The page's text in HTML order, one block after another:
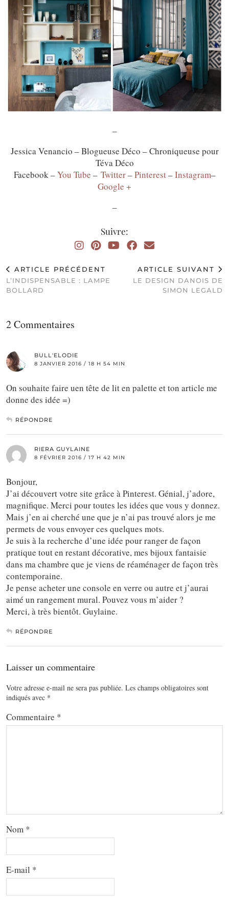
–
Jessica Venancio – Blogueuse Déco – Chroniqueuse pour
Téva Déco
Facebook –You Tube – Twitter–Pinterest–Instagram–
Google +
–
Suivre:
ARTICLE PRÉCÉDENT
L’INDISPENSABLE : LAMPE
BOLLARD
ARTICLE SUIVANT
LE DESIGN DANOIS DE
SIMON LEGALD
2 Commentaires
BULL'ELODIE
8 JANVIER 2016 / 18 H 54 MIN
On souhaite faire uen tête de lit en palette et ton article me
donne des idée =)
RÉPONDRE
RIERA GUYLAINE
8 FÉVRIER 2016 / 17 H 42 MIN
Bonjour,
J’ai découvert votre site grâce à Pinterest. Génial, j’adore,
magnifique. Merci pour toutes les idées que vous y donnez.
Mais j’en ai cherché une que je n’ai pas trouvé alors je me
permets de vous envoyer ces quelques mots.
Je suis à la recherche d’une idée pour ranger de façon
pratique tout en restant décorative, mes bijoux fantaisie
dans ma chambre que je viens de réaménager de façon très
contemporaine.
Je pense acheter une console en verre ou autre et j’aurai
aimé un rangement mural. Pouvez vous m’aider ?
Merci, à très bientôt. Guylaine.
RÉPONDRE
Laisser un commentaire
Votre adresse e-mail ne sera pas publiée. Les champs obligatoires sont
indiqués avec *
Commentaire *
Nom *
E-mail *